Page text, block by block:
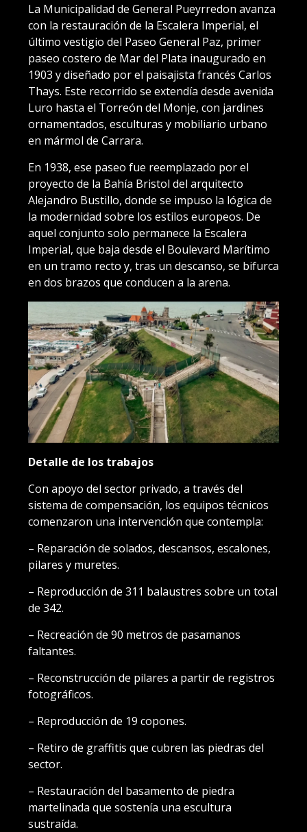
La Municipalidad de General Pueyrredon avanza
con la restauración de la Escalera Imperial, el
último vestigio del Paseo General Paz, primer
paseo costero de Mar del Plata inaugurado en
1903 y diseñado por el paisajista francés Carlos
Thays. Este recorrido se extendía desde avenida
Luro hasta el Torreón del Monje, con jardines
ornamentados, esculturas y mobiliario urbano
en mármol de Carrara.
En 1938, ese paseo fue reemplazado por el
proyecto de la Bahía Bristol del arquitecto
Alejandro Bustillo, donde se impuso la lógica de
la modernidad sobre los estilos europeos. De
aquel conjunto solo permanece la Escalera
Imperial, que baja desde el Boulevard Marítimo
en un tramo recto y, tras un descanso, se bifurca
en dos brazos que conducen a la arena.
Detalle de los trabajos
Con apoyo del sector privado, a través del
sistema de compensación, los equipos técnicos
comenzaron una intervención que contempla:
– Reparación de solados, descansos, escalones,
pilares y muretes.
– Reproducción de 311 balaustres sobre un total
de 342.
– Recreación de 90 metros de pasamanos
faltantes.
– Reconstrucción de pilares a partir de registros
fotográficos.
– Reproducción de 19 copones.
– Retiro de graffitis que cubren las piedras del
sector.
– Restauración del basamento de piedra
martelinada que sostenía una escultura
sustraída.